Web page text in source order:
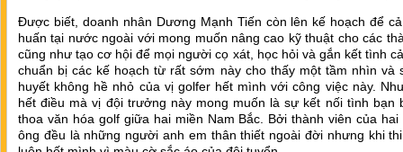
Được biết, doanh nhân Dương Mạnh Tiến còn lên kế hoạch để
huấn tại nước ngoài với mong muốn nâng cao kỹ thuật cho các
cũng như tạo cơ hội để mọi người cọ xát, học hỏi và gắn kết tình
chuẩn bị các kế hoạch từ rất sớm này cho thấy một tầm nhìn và
huyết không hề nhỏ của vị golfer hết mình với công việc này.
hết điều mà vị đội trưởng này mong muốn là sự kết nối tình bạn
thoa văn hóa golf giữa hai miền Nam Bắc. Bởi thành viên của hai
ông đều là những người anh em thân thiết ngoài đời nhưng khi